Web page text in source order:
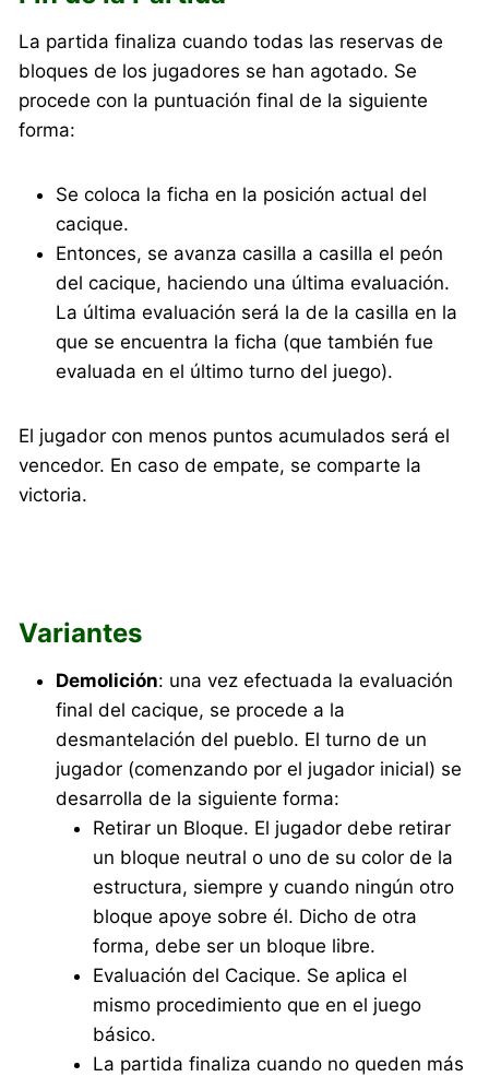
La partida finaliza cuando todas las reservas de
bloques de los jugadores se han agotado. Se
procede con la puntuación final de la siguiente
forma:
Se coloca la ficha en la posición actual del
cacique.
Entonces, se avanza casilla a casilla el peón
del cacique, haciendo una última evaluación.
La última evaluación será la de la casilla en la
que se encuentra la ficha (que también fue
evaluada en el último turno del juego).
El jugador con menos puntos acumulados será el
vencedor. En caso de empate, se comparte la
victoria.
Variantes
Demolición: una vez efectuada la evaluación
final del cacique, se procede a la
desmantelación del pueblo. El turno de un
jugador (comenzando por el jugador inicial) se
desarrolla de la siguiente forma:
Retirar un Bloque. El jugador debe retirar
un bloque neutral o uno de su color de la
estructura, siempre y cuando ningún otro
bloque apoye sobre él. Dicho de otra
forma, debe ser un bloque libre.
Evaluación del Cacique. Se aplica el
mismo procedimiento que en el juego
básico.
La partida finaliza cuando no queden más